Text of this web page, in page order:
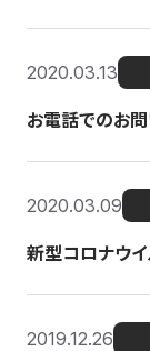
2020.03.13
お電話でのお
2020.03.09
新型コロナウ
2019.12.26